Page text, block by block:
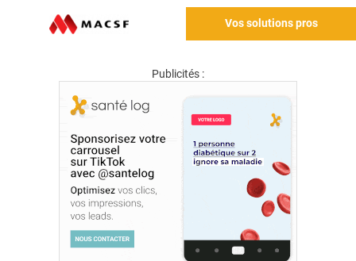
Vos solutions pros
Publicités :